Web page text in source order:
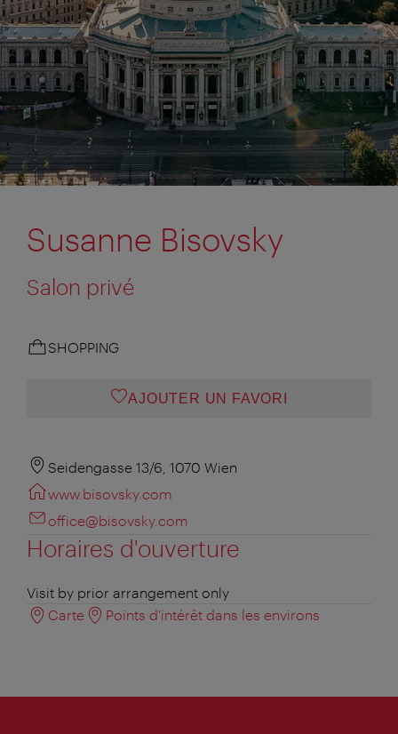
Susanne Bisovsky
Salon privé
SHOPPING
AJOUTER UN FAVORI
Seidengasse 13/6, 1070 Wien
www.bisovsky.com
office@bisovsky.com
Horaires d'ouverture
Visit by prior arrangement only
Carte
Points d'intérêt dans les environs